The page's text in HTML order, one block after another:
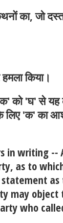
का, जो
किया।
को 'घ' से
'क' का
in writing --
as to
may
who